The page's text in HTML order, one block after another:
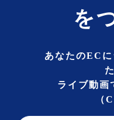
を
あなたのEC
ライブ動画
（